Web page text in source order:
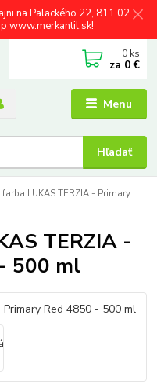
na Palackého 22, 811 02
www.merkantil.sk!
Menu
Hľadať
0 ks
za 0 €
LUKAS TERZIA - Primary
TERZIA -
500 ml